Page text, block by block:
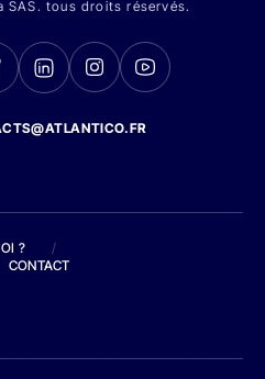
SAS. tous droits réservés.
?
/
CONTACT